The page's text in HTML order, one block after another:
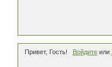
Привет, Гость! Войдитеили